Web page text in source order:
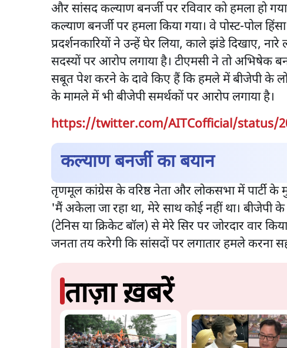
और सांसद कल्याण बनर्जी पर रविवार को हमला हो
कल्याण बनर्जी पर हमला किया गया। वे पोस्ट-पोल
प्रदर्शनकारियों ने उन्हें घेर लिया, काले झंडे दिखाए,
सदस्यों पर आरोप लगाया है। टीएमसी ने तो अभिषेक
सबूत पेश करने के दावे किए हैं कि हमले में बीजेपी के
के मामले में भी बीजेपी समर्थकों पर आरोप लगाया है।
https://twitter.com/AITCofficial/status/
कल्याण बनर्जी का बयान
तृणमूल कांग्रेस के वरिष्ठ नेता और लोकसभा में पार्टी
'मैं अकेला जा रहा था, मेरे साथ कोई नहीं था। बीजेपी
(टेनिस या क्रिकेट बॉल) से मेरे सिर पर जोरदार वार
जनता तय करेगी कि सांसदों पर लगातार हमले करना
ताज़ा ख़बरें